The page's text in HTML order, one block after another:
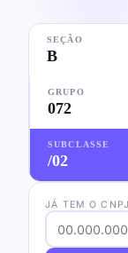
SEÇÃO
B
GRUPO
072
SUBCLASSE
/02
JÁ TEM O